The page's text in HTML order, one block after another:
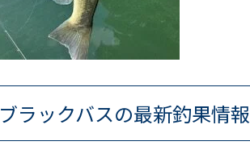
ブラックバスの最新釣果情報